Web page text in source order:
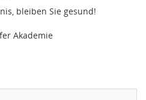
bleiben Sie gesund!
Akademie